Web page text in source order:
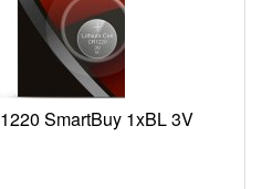
SmartBuy 1xBL 3V